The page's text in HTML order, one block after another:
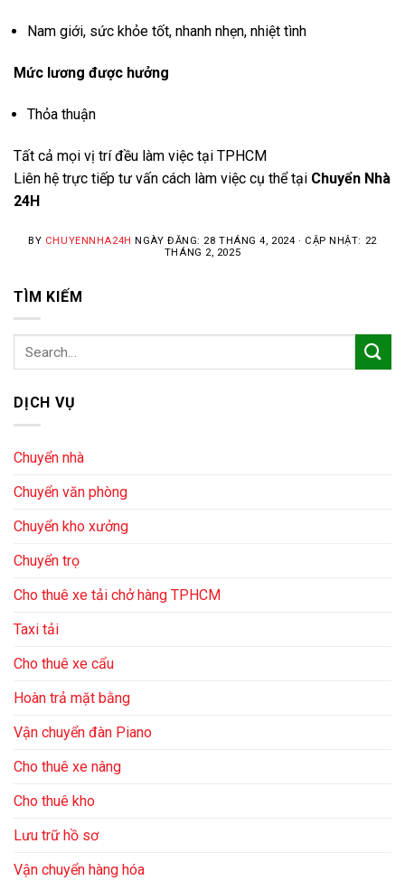
Nam giới, sức khỏe tốt, nhanh nhẹn, nhiệt tình
Mức lương được hưởng
Thỏa thuận
Tất cả mọi vị trí đều làm việc tại TPHCM
Liên hệ trực tiếp tư vấn cách làm việc cụ thể tại Chuyển Nhà
24H
BY CHUYENNHA24H NGÀY ĐĂNG: 28 THÁNG 4, 2024 · CẬP NHẬT: 22
THÁNG 2, 2025
TÌM KIẾM
DỊCH VỤ
Chuyển nhà
Chuyển văn phòng
Chuyển kho xưởng
Chuyển trọ
Cho thuê xe tải chở hàng TPHCM
Taxi tải
Cho thuê xe cẩu
Hoàn trả mặt bằng
Vận chuyển đàn Piano
Cho thuê xe nâng
Cho thuê kho
Lưu trữ hồ sơ
Vận chuyển hàng hóa